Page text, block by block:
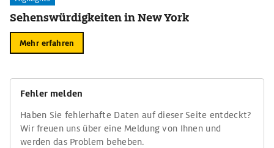
Sehenswürdigkeiten in New York
Mehr erfahren
Fehler melden
Haben Sie fehlerhafte Daten auf dieser Seite entdeckt?
Wir freuen uns über eine Meldung von Ihnen und
werden das Problem beheben.